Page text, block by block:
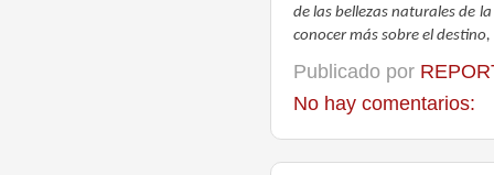
de las bellezas naturales de
conocer más sobre el
Publicado por
No hay comentarios: